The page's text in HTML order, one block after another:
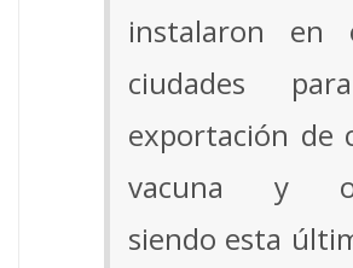
instalaron en
ciudades
exportación de
vacuna y
siendo esta